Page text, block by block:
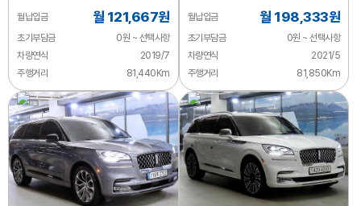
월납입금 월 121,667원
초기부담금
0원 ~ 선택사항
차량연식
2019/7
주행거리
81,440Km
월납입금 월 198,333원
초기부담금
0원 ~ 선택사항
차량연식
2021/5
주행거리
81,850Km